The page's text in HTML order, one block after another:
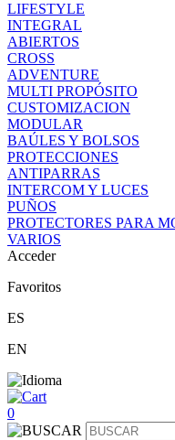
LIFESTYLE
INTEGRAL
ABIERTOS
CROSS
ADVENTURE
MULTI PROPÓSITO
CUSTOMIZACION
MODULAR
BAÚLES Y BOLSOS
PROTECCIONES
ANTIPARRAS
INTERCOM Y LUCES
PUÑOS
PROTECTORES PARA
VARIOS
Acceder
Favoritos
ES
EN
0